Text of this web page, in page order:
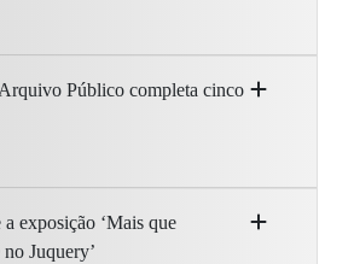
Público completa cinco
a exposição ‘Mais que
Juquery’